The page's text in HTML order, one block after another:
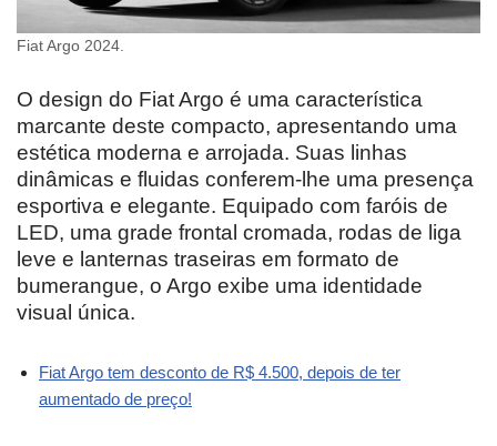
Fiat Argo 2024.
O design do Fiat Argo é uma característica
marcante deste compacto, apresentando uma
estética moderna e arrojada. Suas linhas
dinâmicas e fluidas conferem-lhe uma presença
esportiva e elegante. Equipado com faróis de
LED, uma grade frontal cromada, rodas de liga
leve e lanternas traseiras em formato de
bumerangue, o Argo exibe uma identidade
visual única.
Fiat Argo tem desconto de R$ 4.500, depois de ter
aumentado de preço!